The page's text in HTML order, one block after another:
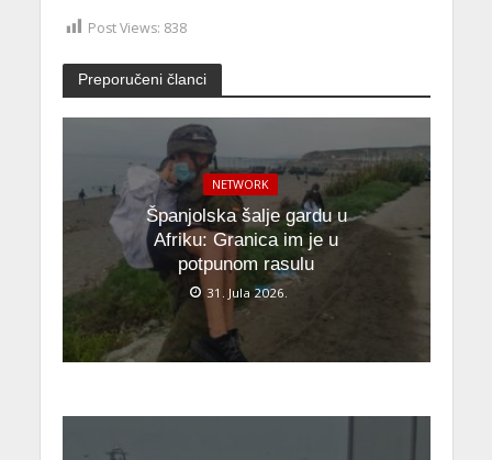
Post Views: 838
Preporučeni članci
NETWORK
Španjolska šalje gardu u
Afriku: Granica im je u
potpunom rasulu
31. Jula 2026.